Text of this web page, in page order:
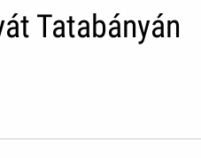
Tatabányán